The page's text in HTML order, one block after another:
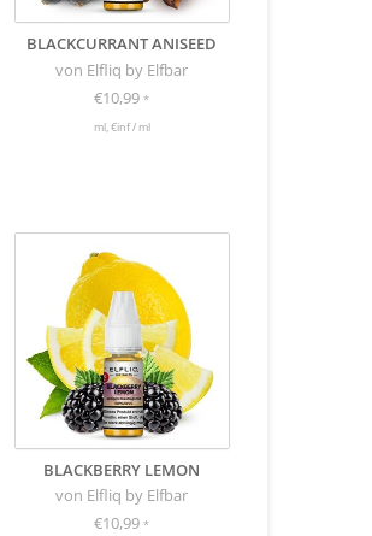
BLACKCURRANT ANISEED
von Elfliq by Elfbar
€10,99*
ml, €inf / ml
BLACKBERRY LEMON
von Elfliq by Elfbar
€10,99*